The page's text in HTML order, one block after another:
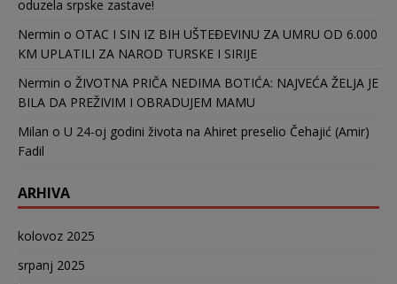
oduzela srpske zastave!
Nermin o OTAC I SIN IZ BIH UŠTEĐEVINU ZA UMRU OD 6.000
KM UPLATILI ZA NAROD TURSKE I SIRIJE
Nermin o ŽIVOTNA PRIČA NEDIMA BOTIĆA: NAJVEĆA ŽELJA JE
BILA DA PREŽIVIM I OBRADUJEM MAMU
Milan o U 24-oj godini života na Ahiret preselio Čehajić (Amir)
Fadil
ARHIVA
kolovoz 2025
srpanj 2025